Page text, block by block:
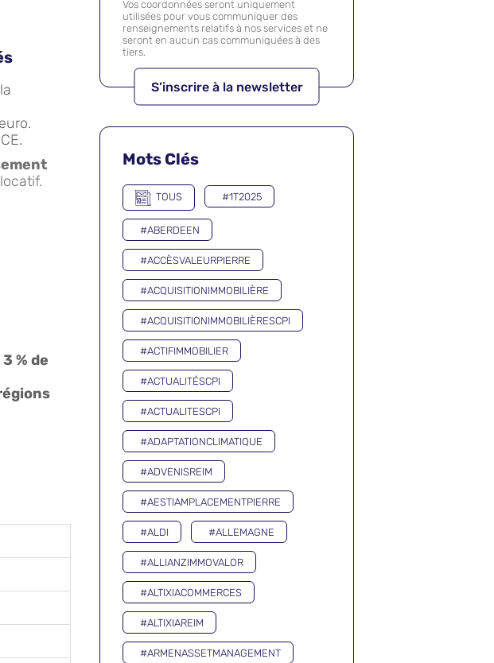
3 % de
Vos coordonnées seront uniquement
utilisées pour vous communiquer des
renseignements relatifs à nos services et ne
seront en aucun cas communiquées à des
tiers.
Mots Clés
TOUS #1T2025
#ABERDEEN
#ACCÈSVALEURPIERRE
#ACQUISITIONIMMOBILIÈRE
#ACQUISITIONIMMOBILIÈRESCPI
#ACTIFIMMOBILIER
#ACTUALITÉSCPI
#ACTUALITESCPI
#ADAPTATIONCLIMATIQUE
#ADVENISREIM
#AESTIAMPLACEMENTPIERRE
#ALDI #ALLEMAGNE
#ALLIANZIMMOVALOR
#ALTIXIACOMMERCES
#ALTIXIAREIM
#ARMENASSETMANAGEMENT